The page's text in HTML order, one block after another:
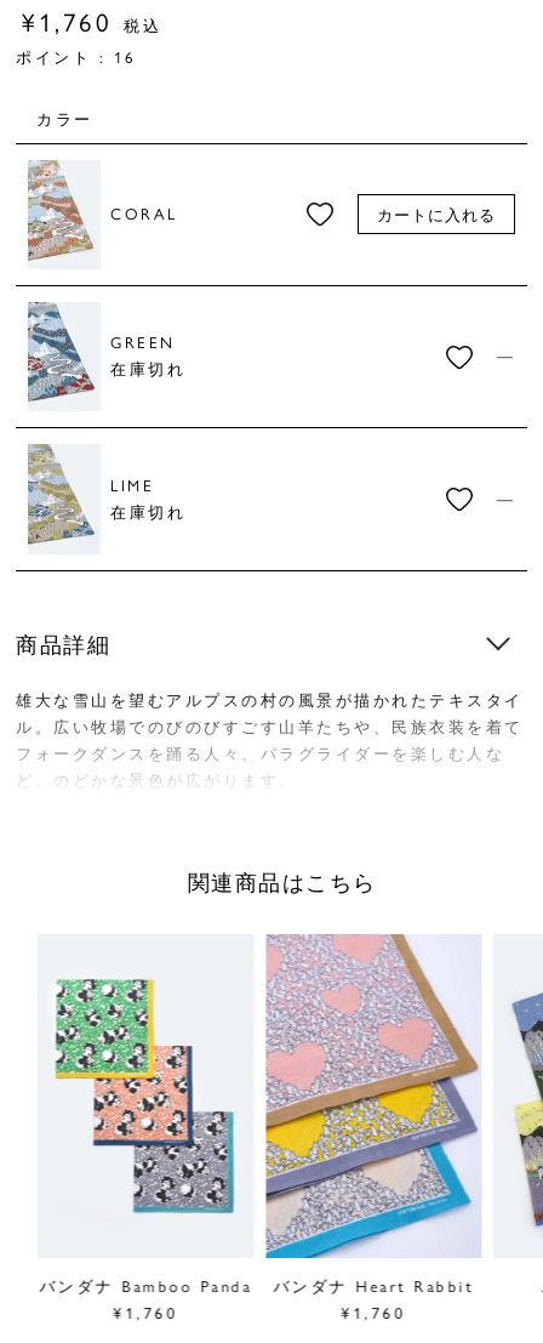
¥ 1,760
税込
ポイント : 16
カラー
CORAL カートに入れる
GREEN
在庫切れ
—
LIME
在庫切れ
—
商品詳細
雄大な雪山を望むアルプスの村の風景が描かれたテキスタイ
ル。広い牧場でのびのびすごす山羊たちや、民族衣装を着て
フォークダンスを踊る人々、パラグライダーを楽しむ人な
ど、のどかな景色が広がります。
キスタイルのかわいさを生かしたインテリアとしての使い方
■“alps”シリーズは
サイズ／タテ52cm、ヨコ52cm
素材／綿100%
原産国／日本
08DS051223
商品についてのお問い合わせ
ショッピングガイドはこちら
関連商品はこちら
バンダナ Bamboo Panda
¥1,760
バンダナ Heart Rabbit
¥1,760